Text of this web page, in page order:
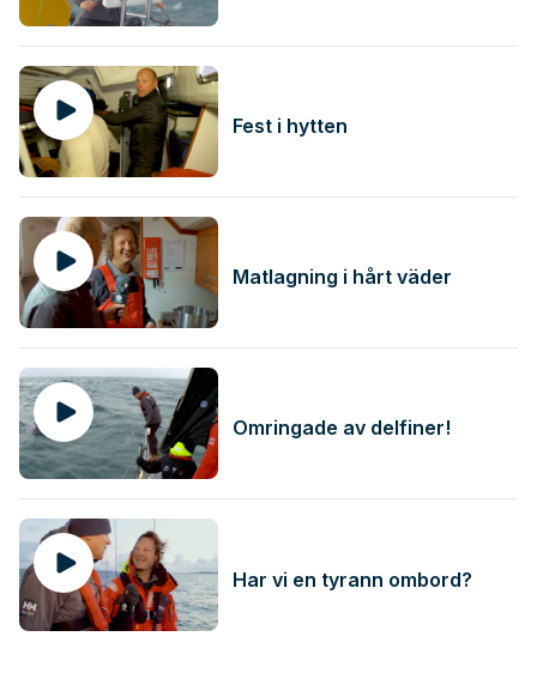
Fest i hytten
Matlagning i hårt väder
Omringade av delfiner!
Har vi en tyrann ombord?